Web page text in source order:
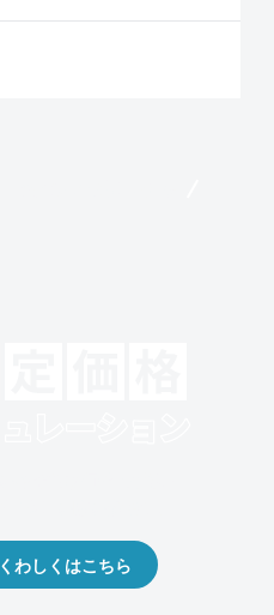
くわしくはこちら